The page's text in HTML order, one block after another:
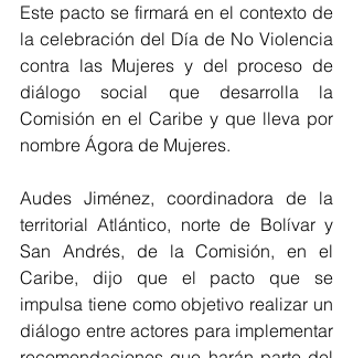
Este pacto se firmará en el contexto de
la celebración del Día de No Violencia
contra las Mujeres y del proceso de
diálogo social que desarrolla la
Comisión en el Caribe y que lleva por
nombre Ágora de Mujeres.
Audes Jiménez, coordinadora de la
territorial Atlántico, norte de Bolívar y
San Andrés, de la Comisión, en el
Caribe, dijo que el pacto que se
impulsa tiene como objetivo realizar un
diálogo entre actores para implementar